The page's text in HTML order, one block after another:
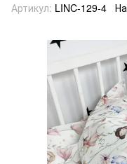
Артикул: LINC-129-4